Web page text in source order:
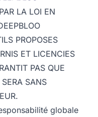
LA LOI EN
PROPOSES
ET LICENCIES
PAS QUE
SERA SANS
globale